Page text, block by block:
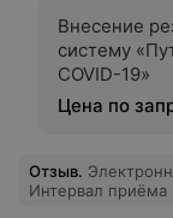
Внесение
систему
COVID-19»
Цена по
Отзыв.
Интервал